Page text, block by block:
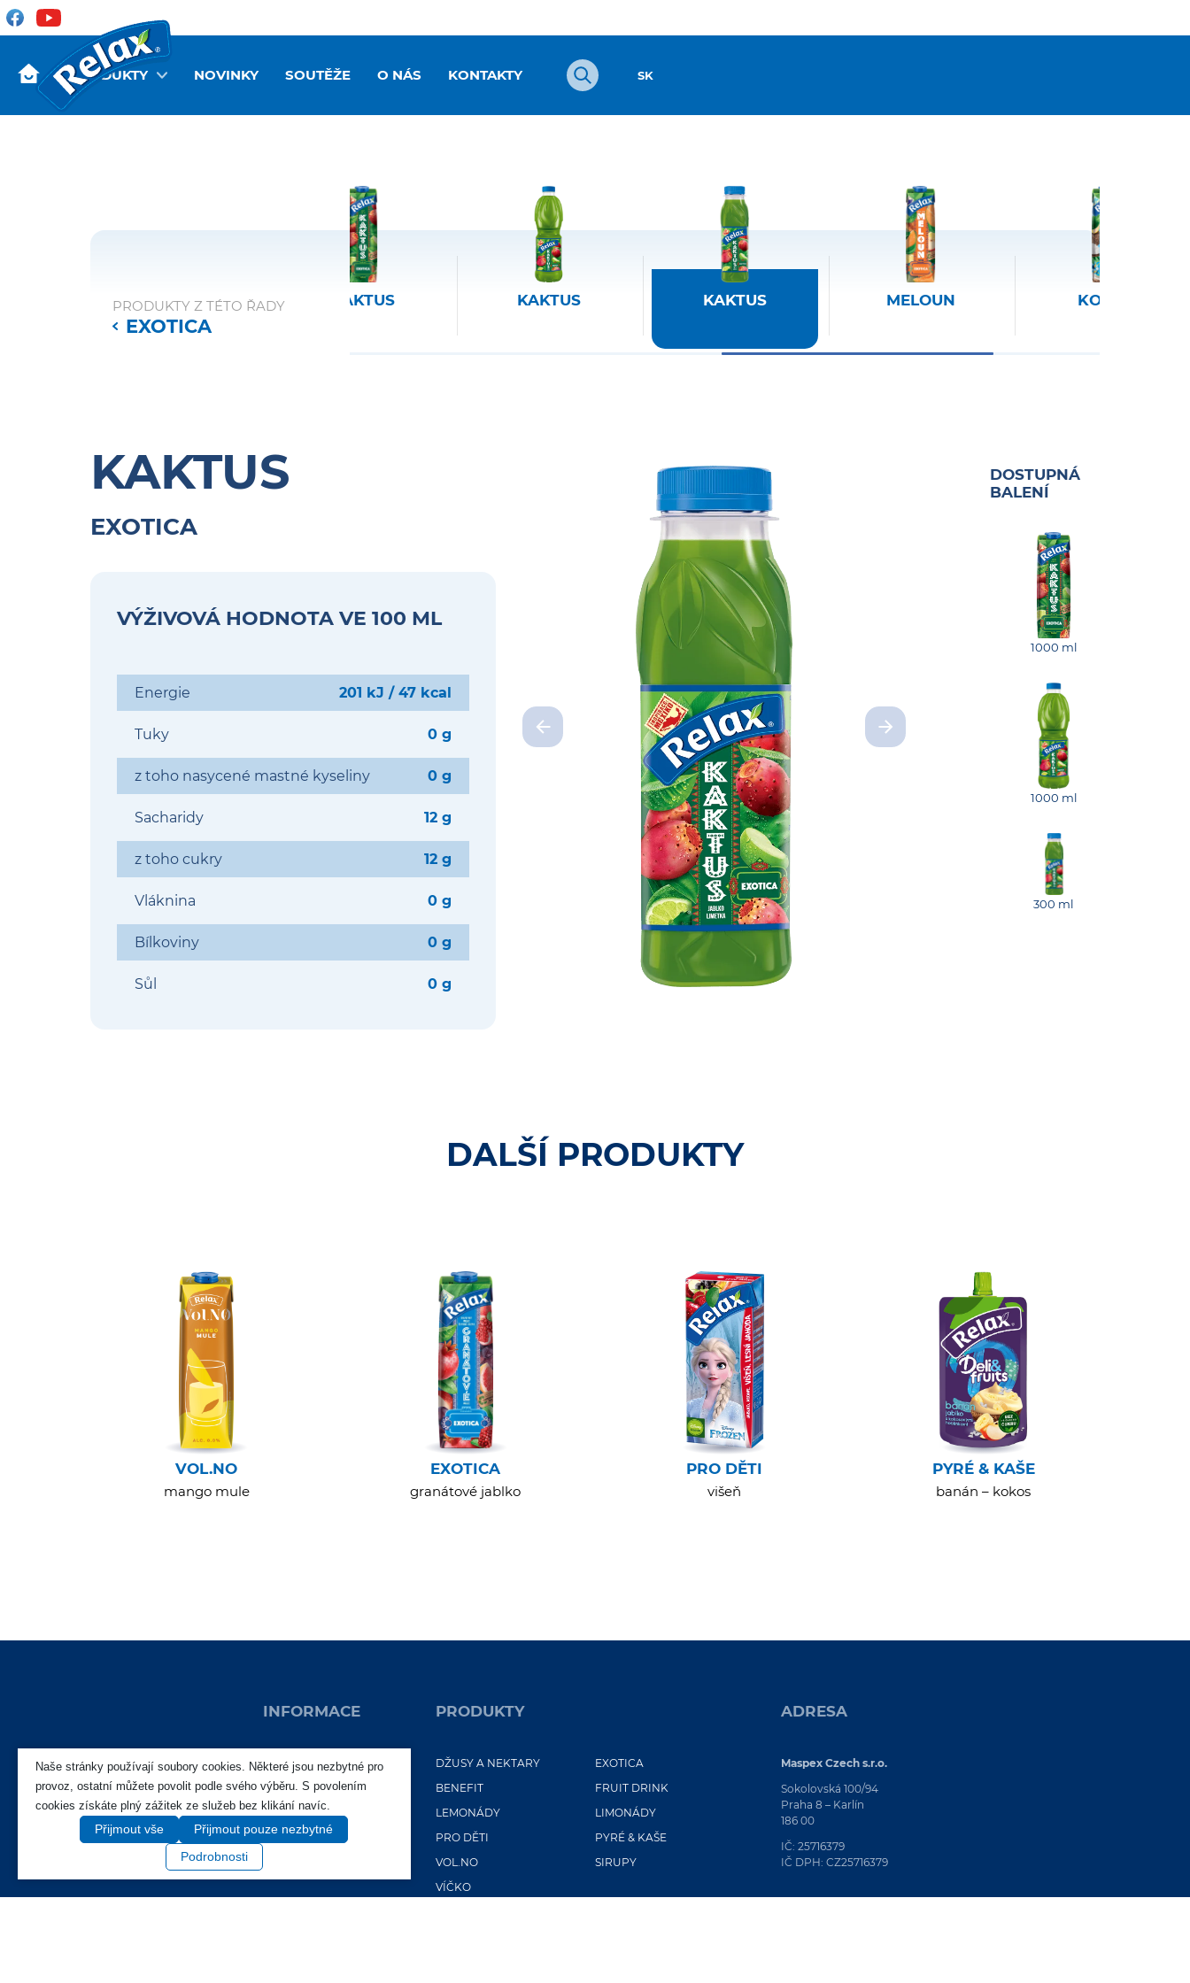
PRODUKTY NOVINKY SOUTĚŽE O NÁS KONTAKTY Vyhľadávanie
SK
PRODUKTY Z TÉTO ŘADY
EXOTICA
MANGO KAKTUS KAKTUS KAKTUS MELOUN KOKOS
KAKTUS
EXOTICA
VÝŽIVOVÁ HODNOTA VE 100 ML
Energie 201 kJ / 47 kcal
Tuky 0 g
z toho nasycené mastné kyseliny 0 g
Sacharidy 12 g
z toho cukry 12 g
Vláknina 0 g
Bílkoviny 0 g
Sůl 0 g
DOSTUPNÁ
BALENÍ
1000 ml
1000 ml
300 ml
DALŠÍ PRODUKTY
VOL.NO
mango mule
EXOTICA
granátové jablko
PRO DĚTI
višeň
PYRÉ & KAŠE
banán – kokos
INFORMACE
Produkty
Novinky
O nás
Soutěže
PRODUKTY
DŽUSY A NEKTARY
EXOTICA
BENEFIT
FRUIT DRINK
LEMONÁDY
LIMONÁDY
PRO DĚTI
PYRÉ & KAŠE
VOL.NO
SIRUPY
VÍČKO
ADRESA
Maspex Czech s.r.o.
Sokolovská 100/94
Praha 8 – Karlín
186 00
IČ: 25716379
IČ DPH: CZ25716379
Naše stránky používají soubory cookies. Některé jsou nezbytné pro
provoz, ostatní můžete povolit podle svého výběru. S povolením
cookies získáte plný zážitek ze služeb bez klikání navíc.
Přijmout vše
Přijmout pouze nezbytné
Podrobnosti